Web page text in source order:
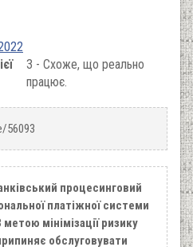
3 - Схоже, що реально
працює.
56093
процесинговий
платіжної системи
мінімізації ризику
обслуговувати